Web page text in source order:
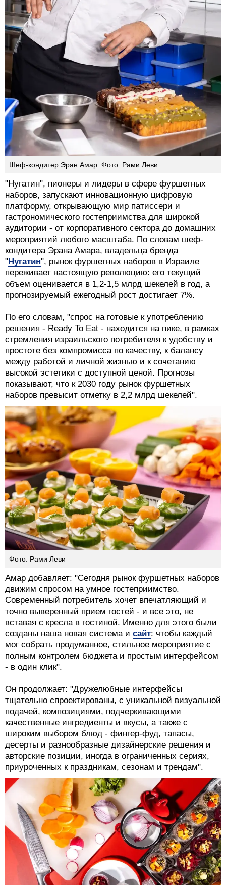
Шеф-кондитер Эран Амар. Фото: Рами Леви
"Нугатин", пионеры и лидеры в сфере фуршетных
наборов, запускают инновационную цифровую
платформу, открывающую мир патиссери и
гастрономического гостеприимства для широкой
аудитории - от корпоративного сектора до домашних
мероприятий любого масштаба. По словам шеф-
кондитера Эрана Амара, владельца бренда
"Нугатин", рынок фуршетных наборов в Израиле
переживает настоящую революцию: его текущий
объем оценивается в 1,2-1,5 млрд шекелей в год, а
прогнозируемый ежегодный рост достигает 7%.
По его словам, "спрос на готовые к употреблению
решения - Ready To Eat - находится на пике, в рамках
стремления израильского потребителя к удобству и
простоте без компромисса по качеству, к балансу
между работой и личной жизнью и к сочетанию
высокой эстетики с доступной ценой. Прогнозы
показывают, что к 2030 году рынок фуршетных
наборов превысит отметку в 2,2 млрд шекелей".
Фото: Рами Леви
Амар добавляет: "Сегодня рынок фуршетных наборов
движим спросом на умное гостеприимство.
Современный потребитель хочет впечатляющий и
точно выверенный прием гостей - и все это, не
вставая с кресла в гостиной. Именно для этого были
созданы наша новая система и сайт: чтобы каждый
мог собрать продуманное, стильное мероприятие с
полным контролем бюджета и простым интерфейсом
- в один клик".
Он продолжает: "Дружелюбные интерфейсы
тщательно спроектированы, с уникальной визуальной
подачей, композициями, подчеркивающими
качественные ингредиенты и вкусы, а также с
широким выбором блюд - фингер-фуд, тапасы,
десерты и разнообразные дизайнерские решения и
авторские позиции, иногда в ограниченных сериях,
приуроченных к праздникам, сезонам и трендам".